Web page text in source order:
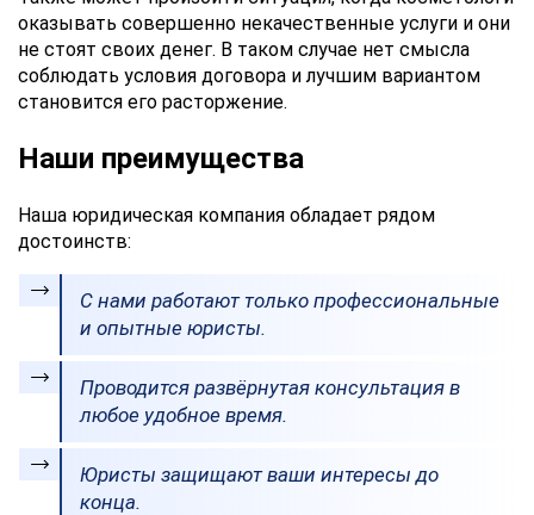
оказывать совершенно некачественные услуги и они
не стоят своих денег. В таком случае нет смысла
соблюдать условия договора и лучшим вариантом
становится его расторжение.
Наши преимущества
Наша юридическая компания обладает рядом
достоинств:
С нами работают только профессиональные
и опытные юристы.
Проводится развёрнутая консультация в
любое удобное время.
Юристы защищают ваши интересы до
конца.